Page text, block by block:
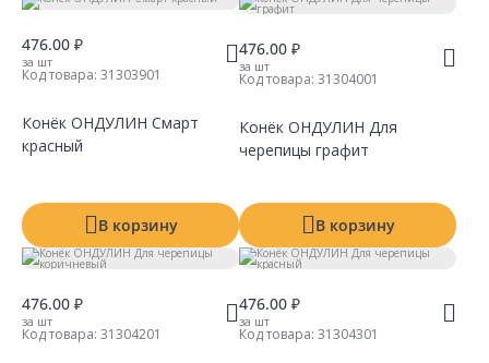
476.00 ₽
за шт
Код товара: 31303901
Конёк ОНДУЛИН Смарт
красный
В корзину
476.00 ₽
за шт
Код товара: 31304001
Конёк ОНДУЛИН Для
черепицы графит
В корзину
476.00 ₽
за шт
Код товара: 31304201
476.00 ₽
за шт
Код товара: 31304301